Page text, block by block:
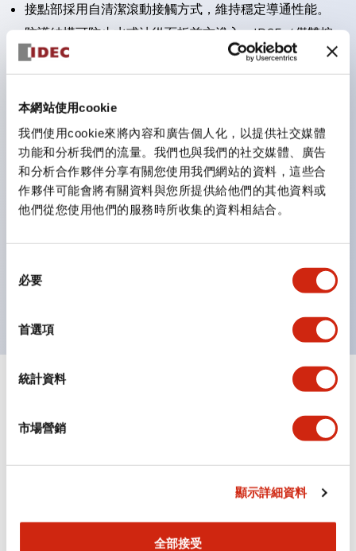
本網站使用cookie
我們使用cookie來將內容和廣告個人化，以提供社交媒體
功能和分析我們的流量。我們也與我們的社交媒體、廣告
和分析合作夥伴分享有關您使用我們網站的資料，這些合
作夥伴可能會將有關資料與您所提供給他們的其他資料或
他們從您使用他們的服務時所收集的資料相結合。
必要
首選項
統計資料
市場營銷
顯示詳細資料
全部接受
接點部採用自清潔滾動接觸方式，維持穩定導通性能。
防護結構可防止水或油從面板前方滲入：IP65（僅雙按
鈕開關為 IP40）。
三種功能集結於一顆開關。
完整支援全球各地需求的多種電壓規格。
一顆 LED 燈泡即可呈現六種顏色（LSRD 燈泡）。以往
需分色管理的 LED 燈泡，如今可用單一顆燈泡呈現多種
顏色。
示燈的亮燈/熄燈狀態，以及點燈時的顏色識別。
符合 ISO 3864-4 安全色規範：在危險或緊急狀況下，
顯示全部+
功能規格
文件和檔案